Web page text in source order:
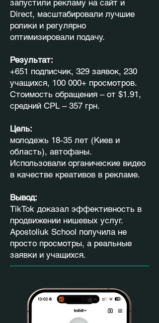
запустили рекламу на сайт и
Direct, масштабировали лучшие
ролики и регулярно
оптимизировали подачу.
Результат:
+651 подписчик, 329 заявок, 230
учащихся, 100 000+ просмотров.
Стоимость обращения – от $1.91,
средний CPL – 357 грн.
Цель:
молодежь 18-35 лет (Киев и
область), автофаны.
Использовали органические видео
в качестве креативов в рекламе.
Вывод:
TikTok доказал эффективность в
продвижении нишевых услуг.
Apostoliuk School получила не
просто просмотры, а реальные
заявки и учащихся.